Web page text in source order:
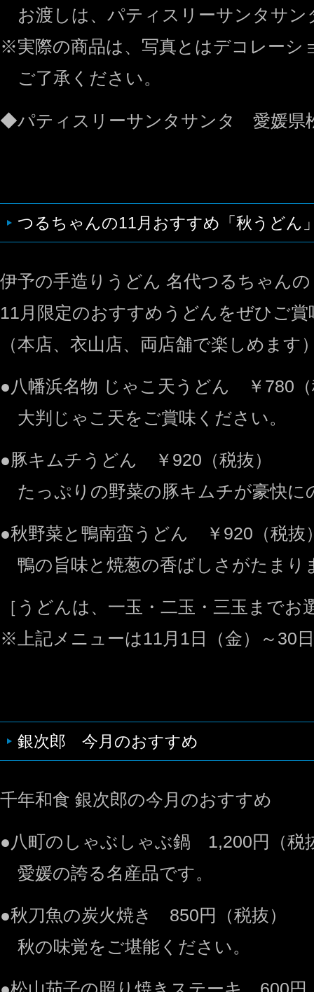
お渡しは、パティスリーサンタサン
※実際の商品は、写真とはデコレーシ
ご了承ください。
◆パティスリーサンタサンタ 愛媛県
つるちゃんの11月おすすめ「秋うどん
伊予の手造りうどん 名代つるちゃん
11月限定のおすすめうどんをぜひご
（本店、衣山店、両店舗で楽しめます
●八幡浜名物 じゃこ天うどん ￥780（
大判じゃこ天をご賞味ください。
●豚キムチうどん ￥920（税抜）
たっぷりの野菜の豚キムチが豪快に
●秋野菜と鴨南蛮うどん ￥920（税抜
鴨の旨味と焼葱の香ばしさがたまり
［うどんは、一玉・二玉・三玉まで
※上記メニューは11月1日（金）～30
銀次郎 今月のおすすめ
千年和食 銀次郎の今月のおすすめ
●八町のしゃぶしゃぶ鍋 1,200円（税
愛媛の誇る名産品です。
●秋刀魚の炭火焼き 850円（税抜）
秋の味覚をご堪能ください。